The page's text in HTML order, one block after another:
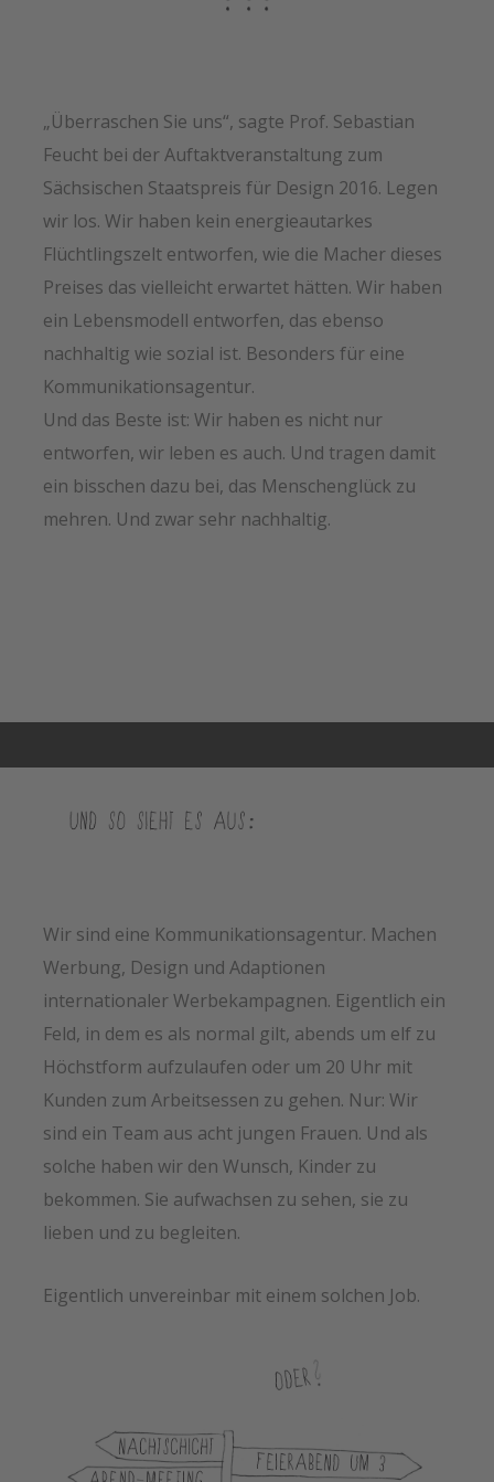
„Überraschen Sie uns“, sagte Prof. Sebastian
Feucht bei der Auftaktveranstaltung zum
Sächsischen Staatspreis für Design 2016. Legen
wir los. Wir haben kein energieautarkes
Flüchtlingszelt entworfen, wie die Macher dieses
Preises das vielleicht erwartet hätten. Wir haben
ein Lebensmodell entworfen, das ebenso
nachhaltig wie sozial ist. Besonders für eine
Kommunikationsagentur.
Und das Beste ist: Wir haben es nicht nur
entworfen, wir leben es auch. Und tragen damit
ein bisschen dazu bei, das Menschenglück zu
mehren. Und zwar sehr nachhaltig.
Wir sind eine Kommunikationsagentur. Machen
Werbung, Design und Adaptionen
internationaler Werbekampagnen. Eigentlich ein
Feld, in dem es als normal gilt, abends um elf zu
Höchstform aufzulaufen oder um 20 Uhr mit
Kunden zum Arbeitsessen zu gehen. Nur: Wir
sind ein Team aus acht jungen Frauen. Und als
solche haben wir den Wunsch, Kinder zu
bekommen. Sie aufwachsen zu sehen, sie zu
lieben und zu begleiten.
Eigentlich unvereinbar mit einem solchen Job.